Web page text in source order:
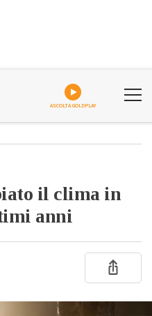
ASCOLTA GOLDPLAY
il clima in
anni